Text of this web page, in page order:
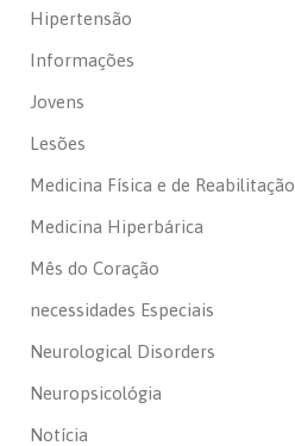
Hipertensão
Informações
Jovens
Lesões
Medicina Física e de Reabilitação
Medicina Hiperbárica
Mês do Coração
necessidades Especiais
Neurological Disorders
Neuropsicológia
Notícia